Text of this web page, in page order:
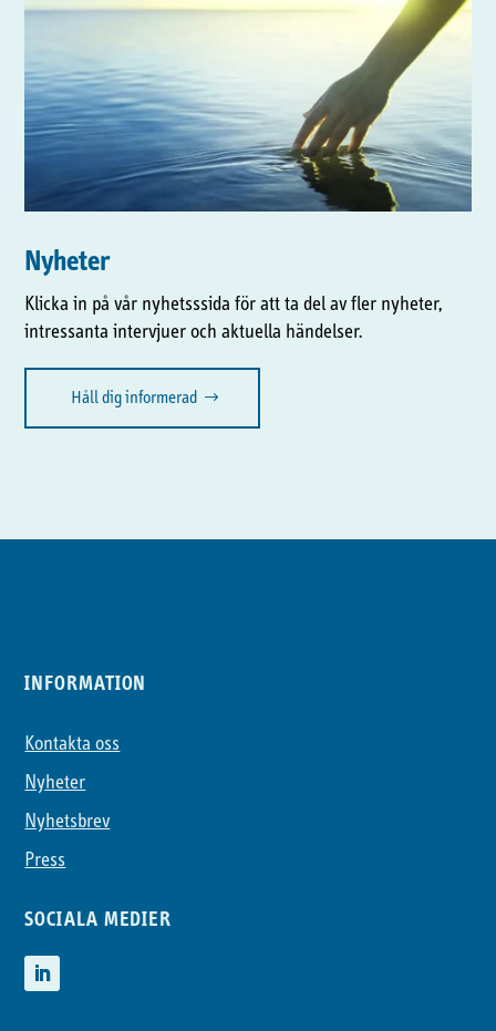
Nyheter
Klicka in på vår nyhetsssida för att ta del av fler nyheter,
intressanta intervjuer och aktuella händelser.
Håll dig informerad
INFORMATION
Kontakta oss
Nyheter
Nyhetsbrev
Press
SOCIALA MEDIER